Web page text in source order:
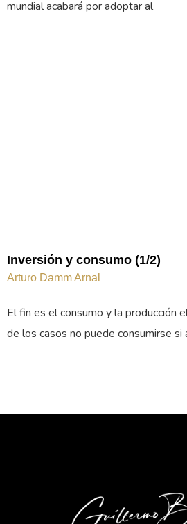
mundial acabará por adoptar al
Inversión y consumo (1/2)
Arturo Damm Arnal
El fin es el consumo y la producción
de los casos no puede consumirse si